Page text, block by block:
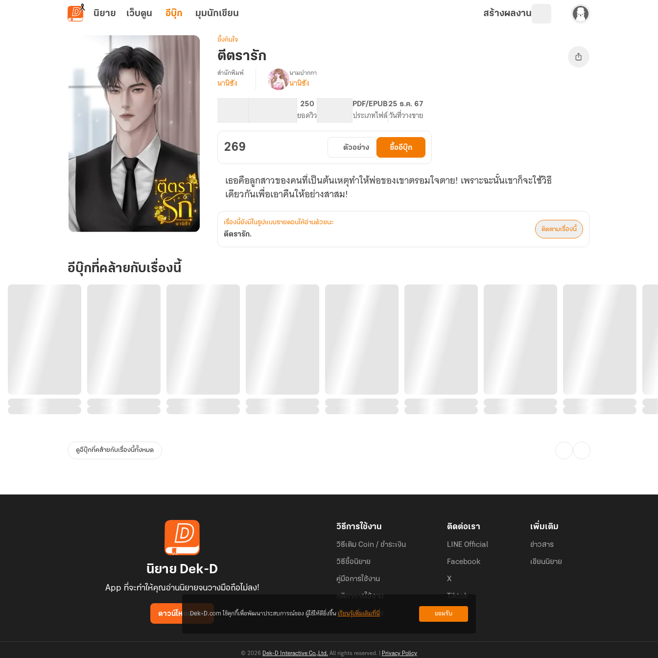
ข้ามไปยังเนื้อหาหลัก
นิยาย เว็บตูน อีบุ๊ก มุมนักเขียน สร้างผลงาน
รัก
ซึ้งกินใจ
ตีตรารัก
เรื่อง
สำนักพิมพ์
นานิซัง
นามปากกา
นานิซัง
250
ยอดวิว
PDF/EPUB
ประเภทไฟล์
25 ธ.ค. 67
วันที่วางขาย
269 ตัวอย่าง ซื้ออีบุ๊ก
เธอคือลูกสาวของคนที่เป็นต้นเหตุทำให้พ่อของเขาตรอมใจตาย! เพราะฉะนั้นเขาก็จะใช้วิธี
เดียวกันเพื่อเอาคืนให้อย่างสาสม!
เรื่องนี้ยังมีในรูปแบบรายตอนให้อ่านด้วยนะ
ตีตรารัก.
ติดตามเรื่องนี้
อีบุ๊กที่คล้ายกับเรื่องนี้
ดูอีบุ๊กที่คล้ายกับเรื่องนี้ทั้งหมด
นิยาย Dek-D
App ที่จะทำให้คุณอ่านนิยายจนวางมือถือไม่ลง!
ดาวน์โหลดแอป
วิธีการใช้งาน
วิธีเติม Coin / ชำระเงิน
วิธีซื้อนิยาย
คู่มือการใช้งาน
กติกาการใช้งาน
คำถามที่พบบ่อย
ติดต่อเรา
LINE Official
Facebook
X
Tiktok
เพิ่มเติม
ข่าวสาร
เขียนนิยาย
© 2026 Dek-D Interactive Co.,Ltd. All rights reserved. | Privacy Policy
Dek-D.com ใช้คุกกี้เพื่อพัฒนาประสบการณ์ของ ผู้ใช้ให้ดียิ่งขึ้นเรียนรู้เพิ่มเติมที่นี่ ยอมรับ